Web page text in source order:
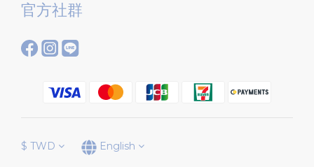
官方社群
$ TWD English